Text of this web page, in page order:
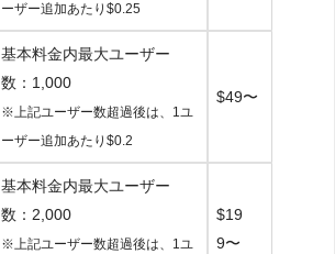
ーザー追加あたり$0.25
基本料金内最大ユーザー
数：1,000
※上記ユーザー数超過後は、1ユ
ーザー追加あたり$0.2
$49〜
基本料金内最大ユーザー
数：2,000
※上記ユーザー数超過後は、1ユ
$19
9〜